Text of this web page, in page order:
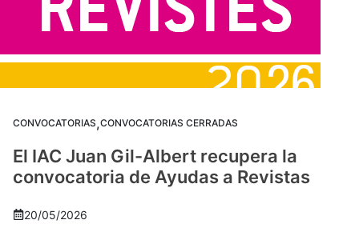
CONVOCATORIAS,CONVOCATORIAS CERRADAS
El IAC Juan Gil-Albert recupera la
convocatoria de Ayudas a Revistas
20/05/2026